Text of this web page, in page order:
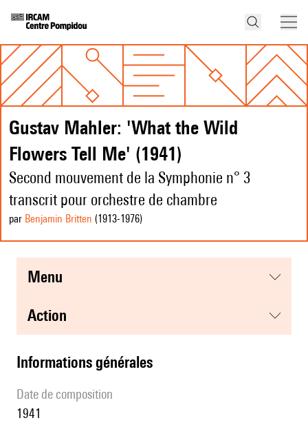
Gustav Mahler: 'What the Wild
Flowers Tell Me' (1941)
Second mouvement de la Symphonie n° 3
transcrit pour orchestre de chambre
par Benjamin Britten (1913-1976)
menu
action
informations générales
date de composition
1941